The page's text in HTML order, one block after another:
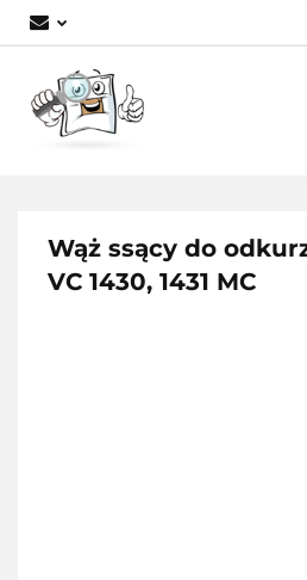
Wąż ssący do
VC 1430, 1431 MC